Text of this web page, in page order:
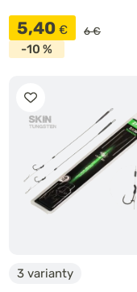
5,40 € 6 €
-10 %
3 varianty